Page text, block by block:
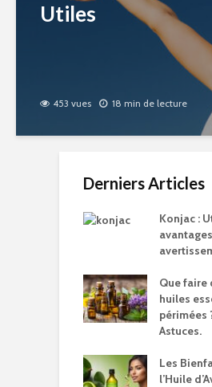
Utiles
453 vues 18 min de lecture
Derniers Articles
Konjac :
Que faire
huiles
périmées
Astuces.
Les
l’Huile